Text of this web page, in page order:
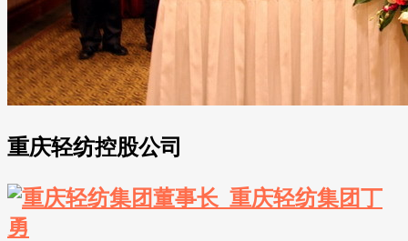
重庆轻纺控股公司